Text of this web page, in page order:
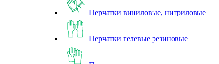
Перчатки виниловые, нитриловые
Перчатки гелевые резиновые